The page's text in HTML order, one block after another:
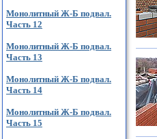
Монолитный Ж-Б подвал.
Часть 12
Монолитный Ж-Б подвал.
Часть 13
Монолитный Ж-Б подвал.
Часть 14
Монолитный Ж-Б подвал.
Часть 15